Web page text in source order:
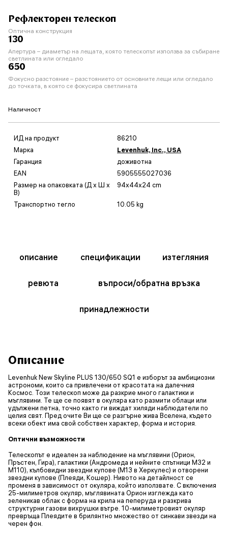
Рефлекторен телескоп
Оптична конструкция
130
Апертура – диаметър на лещата, която телескопът използва за събиране
светлината или огледало
650
Фокусно разстояние – разстоянието от основните лещи или огледало
до точката, в която се фокусира светлината
Наличност
ИД на продукт
86210
Марка
Levenhuk, Inc., USA
Гаранция
доживотна
EAN
5905555027036
Размер на опаковката (Д x Ш x
В)
94x44x24 cm
Транспортно тегло 10.05 kg
описание спецификации изтегляния
ревюта въпроси/обратна връзка
принадлежности
Описание
Levenhuk New Skyline PLUS 130/650 SQ1 е изборът за амбициозни
астрономи, които са привлечени от красотата на далечния
Космос. Този телескоп може да разкрие много галактики и
мъглявини. Те ще се появят в окуляра като размити облаци или
удължени петна, точно както ги виждат хиляди наблюдатели по
целия свят. Пред очите Ви ще се разгърне жива Вселена, където
всеки обект има свой собствен характер, форма и история.
Оптични възможности
Телескопът е идеален за наблюдение на мъглявини (Орион,
Пръстен, Гира), галактики (Андромеда и нейните спътници M32 и
M110), кълбовидни звездни купове (M13 в Херкулес) и отворени
звездни купове (Плеяди, Кошер). Нивото на детайлност се
променя в зависимост от окуляра, който използвате. С включения
25-милиметров окуляр, мъглявината Орион изглежда като
зеленикав облак с форма на крила на пеперуда и разкрива
структурни газови вихрушки вътре. 10-милиметровият окуляр
превръща Плеядите в брилянтно множество от синкави звезди на
черен фон.